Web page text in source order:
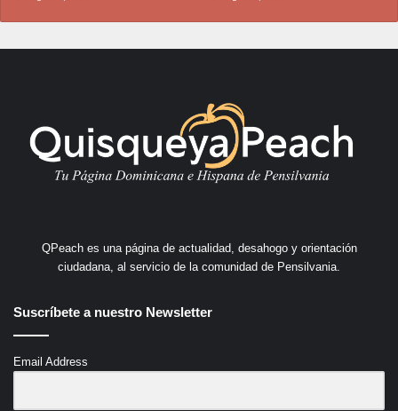
QPeach es una página de actualidad, desahogo y orientación
ciudadana, al servicio de la comunidad de Pensilvania.
Suscríbete a nuestro Newsletter
Email Address